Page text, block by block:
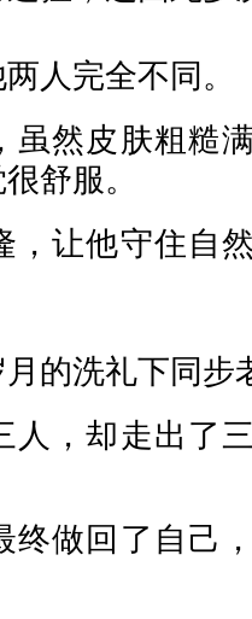
人完全不同。
虽然皮肤粗糙
舒服。
，让他守住自
的洗礼下同步
人，却走出了
终做回了自己